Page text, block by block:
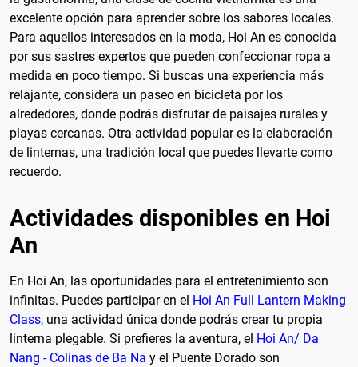
excelente opción para aprender sobre los sabores locales.
Para aquellos interesados en la moda, Hoi An es conocida
por sus sastres expertos que pueden confeccionar ropa a
medida en poco tiempo. Si buscas una experiencia más
relajante, considera un paseo en bicicleta por los
alrededores, donde podrás disfrutar de paisajes rurales y
playas cercanas. Otra actividad popular es la elaboración
de linternas, una tradición local que puedes llevarte como
recuerdo.
Actividades disponibles en Hoi
An
En Hoi An, las oportunidades para el entretenimiento son
infinitas. Puedes participar en el Hoi An Full Lantern Making
Class, una actividad única donde podrás crear tu propia
linterna plegable. Si prefieres la aventura, el Hoi An/ Da
Nang - Colinas de Ba Na y el Puente Dorado son